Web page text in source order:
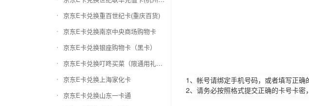
京东E卡兑换重百世纪卡(重庆百货)
京东E卡兑换南京中央商场购物卡
京东E卡兑换银座购物卡（黑卡）
京东E卡兑换叮咚买菜（限通用礼品卡）
京东E卡兑换上海家化卡
京东E卡兑换山东一卡通
1、帐号请绑定手机号码，或者填写正确
2、请务必按照格式提交正确的卡号卡密